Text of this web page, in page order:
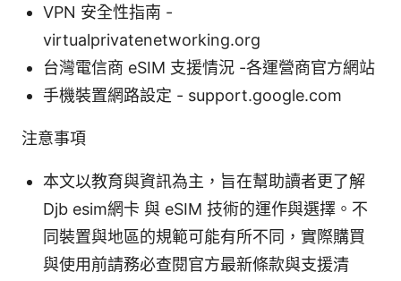
VPN 安全性指南 -
virtualprivatenetworking.org
台灣電信商 eSIM 支援情況 -各運營商官方網站
手機裝置網路設定 - support.google.com
注意事項
本文以教育與資訊為主，旨在幫助讀者更了解
Djb esim網卡 與 eSIM 技術的運作與選擇。不
同裝置與地區的規範可能有所不同，實際購買
與使用前請務必查閱官方最新條款與支援清